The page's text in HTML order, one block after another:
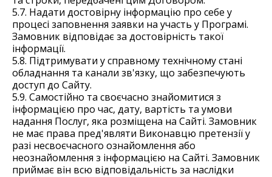
5.7. Надати достовірну інформацію про себе у
процесі заповнення заявки на участь у Програмі.
Замовник відповідає за достовірність такої
інформації.
5.8. Підтримувати у справному технічному стані
обладнання та канали зв'язку, що забезпечують
доступ до Сайту.
5.9. Самостійно та своєчасно знайомитися з
інформацією про час, дату, вартість та умови
надання Послуг, яка розміщена на Сайті. Замовник
не має права пред'являти Виконавцю претензії у
разі несвоєчасного ознайомлення або
неознайомлення з інформацією на Сайті. Замовник
приймає він всю відповідальність за наслідки